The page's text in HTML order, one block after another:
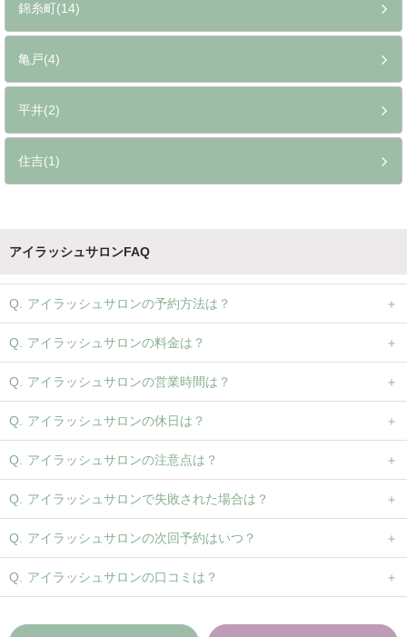
錦糸町(14)
亀戸(4)
平井(2)
住吉(1)
アイラッシュサロンFAQ
アイラッシュサロンの予約方法は？
アイラッシュサロンの料金は？
アイラッシュサロンの営業時間は？
アイラッシュサロンの休日は？
アイラッシュサロンの注意点は？
アイラッシュサロンで失敗された場合は？
アイラッシュサロンの次回予約はいつ？
アイラッシュサロンの口コミは？